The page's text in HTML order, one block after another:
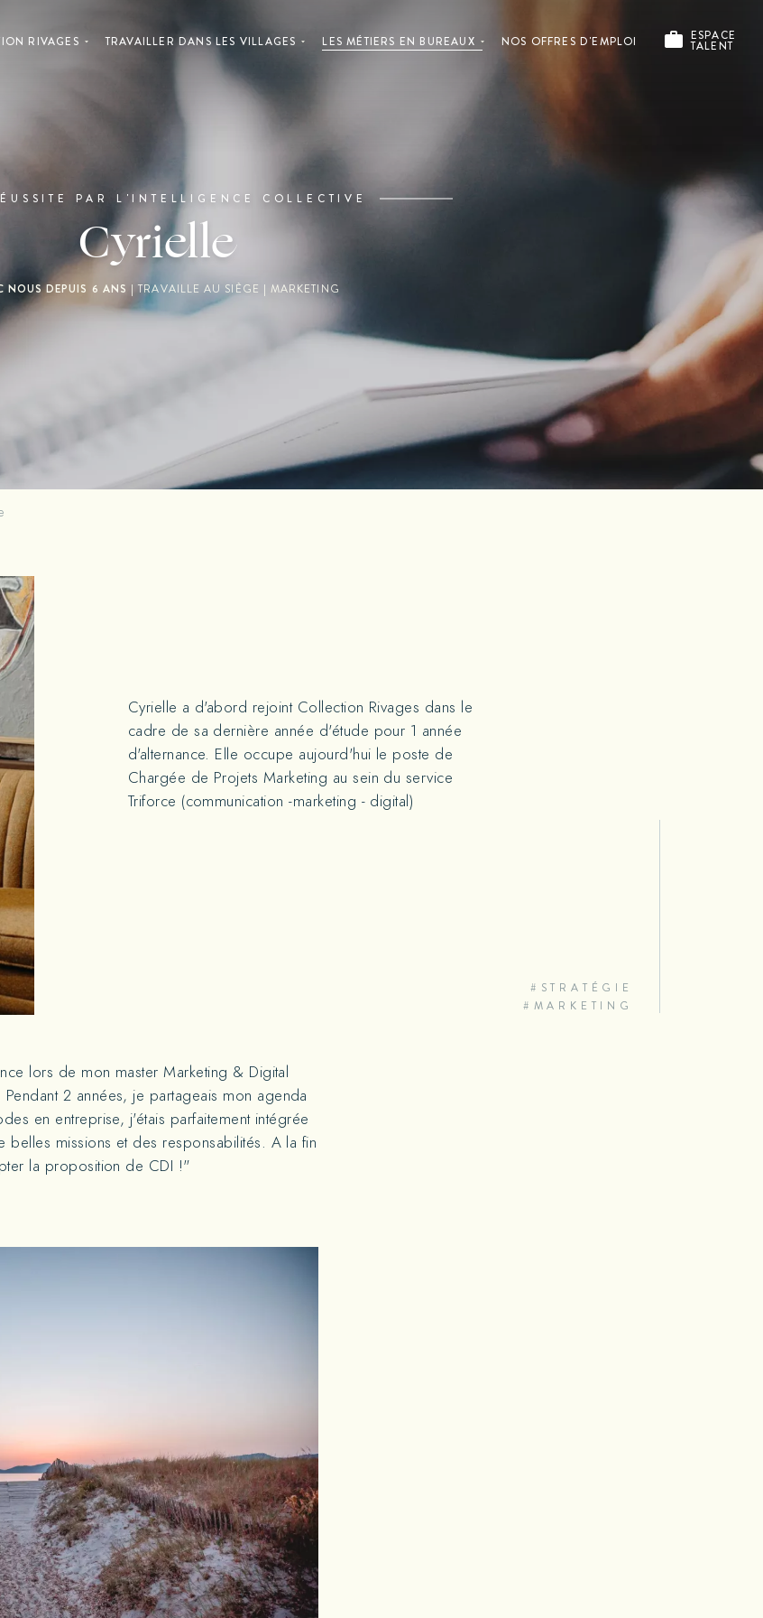
RIVAGES TRAVAILLER DANS LES VILLAGES LES MÉTIERS EN BUREAUX NOS OFFRES D'EMPLOI ESPACE
TALENT
PAR L'INTELLIGENCE COLLECTIVE
Cyrielle
NOUS DEPUIS 6 ANS | TRAVAILLE AU SIÈGE | MARKETING
Cyrielle a d'abord rejoint Collection Rivages dans le
cadre de sa dernière année d'étude pour 1 année
d'alternance. Elle occupe aujourd'hui le poste de
Chargée de Projets Marketing au sein du service
Triforce (communication -marketing - digital)
#STRATÉGIE
#MARKETING
lors de mon master Marketing & Digital
2 années, je partageais mon agenda
en entreprise, j'étais parfaitement intégrée
missions et des responsabilités. A la fin
la proposition de CDI !"